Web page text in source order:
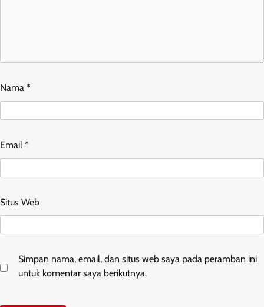
Nama *
Email *
Situs Web
Simpan nama, email, dan situs web saya pada peramban ini
untuk komentar saya berikutnya.